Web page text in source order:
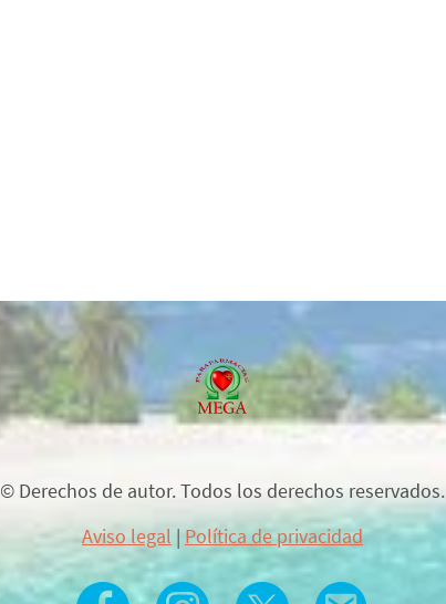
© Derechos de autor. Todos los derechos reservados.
Aviso legal |Política de privacidad